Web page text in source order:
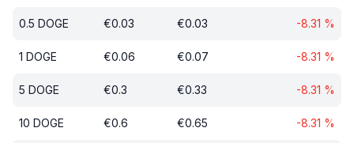
0.5 DOGE €0.03 €0.03 -8.31 %
1 DOGE €0.06 €0.07 -8.31 %
5 DOGE €0.3 €0.33 -8.31 %
10 DOGE €0.6 €0.65 -8.31 %